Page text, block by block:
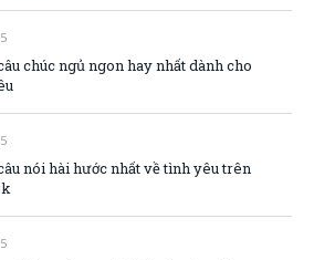
chúc ngủ ngon hay nhất dành cho
nói hài hước nhất về tình yêu trên